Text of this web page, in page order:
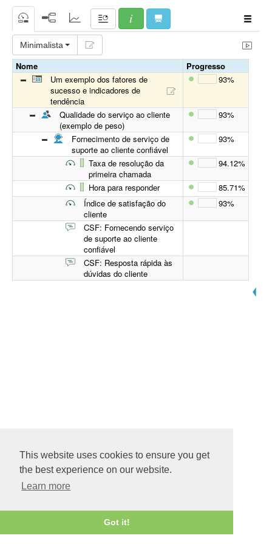
This website uses cookies to ensure you get
the best experience on our website.
Learn more
Got it!
Minimalista
Nome
Progresso
Um exemplo dos fatores de
sucesso e indicadores de
tendência
93%
Qualidade do serviço ao cliente
(exemplo de peso)
93%
Fornecimento de serviço de
suporte ao cliente confiável
93%
Taxa de resolução da
primeira chamada
94.12%
Hora para responder
85.71%
Índice de satisfação do
cliente
93%
CSF: Fornecendo serviço
de suporte ao cliente
confiável
CSF: Resposta rápida às
dúvidas do cliente